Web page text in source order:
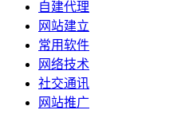
自建代理
网站建立
常用软件
网络技术
社交通讯
网站推广